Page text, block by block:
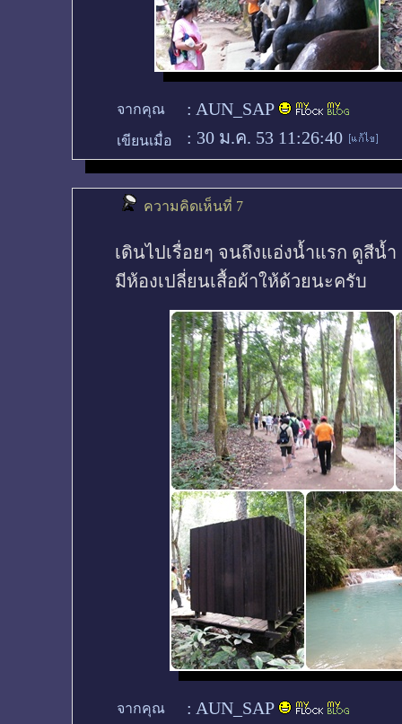
จากคุณ : AUN_SAP
เขียนเมื่อ : 30 ม.ค. 53 11:26:40
ความคิดเห็นที่ 7
เดินไปเรื่อยๆ จนถึงแอ่งน้ำแรก ดูสีน้
มีห้องเปลี่ยนเสื้อผ้าให้ด้วยนะครับ
จากคุณ : AUN_SAP